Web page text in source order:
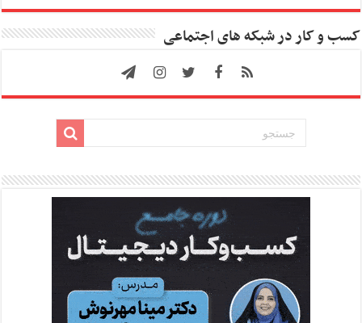
کسب و کار در شبکه های اجتماعی